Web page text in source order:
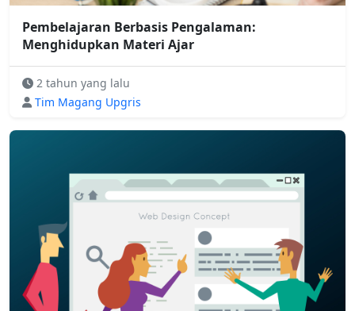
Pembelajaran Berbasis Pengalaman:
Menghidupkan Materi Ajar
2 tahun yang lalu
Tim Magang Upgris